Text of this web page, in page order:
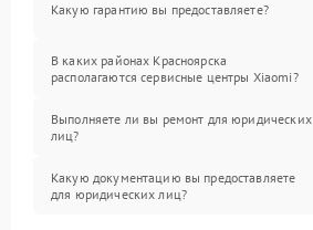
Какую гарантию вы предоставляете?
В каких районах Красноярска
располагаются сервисные центры Xiaomi?
Выполняете ли вы ремонт для юридических
лиц?
Какую документацию вы предоставляете
для юридических лиц?